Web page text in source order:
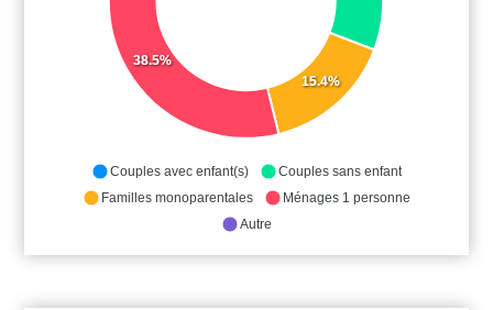
15.4%
38.5%
Couples avec enfant(s)
Couples sans enfant
Familles monoparentales
Ménages 1 personne
Autre